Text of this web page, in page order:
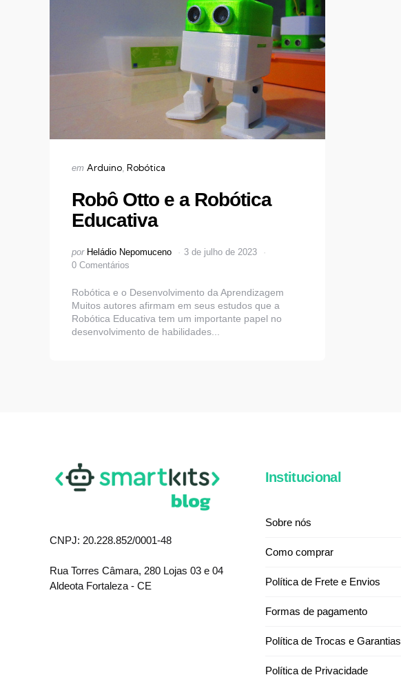
Categorias
Publicado
em Arduino Robótica
Robô Otto e a Robótica
Educativa
Postado
por
por Heládio Nepomuceno
3 de julho de 2023
0 Comentários
Robótica e o Desenvolvimento da Aprendizagem
Muitos autores afirmam em seus estudos que a
Robótica Educativa tem um importante papel no
desenvolvimento de habilidades...
CNPJ: 20.228.852/0001-48
Rua Torres Câmara, 280 Lojas 03 e 04
Aldeota Fortaleza - CE
Institucional
Sobre nós
Como comprar
Política de Frete e Envios
Formas de pagamento
Política de Trocas e Garantias
Política de Privacidade